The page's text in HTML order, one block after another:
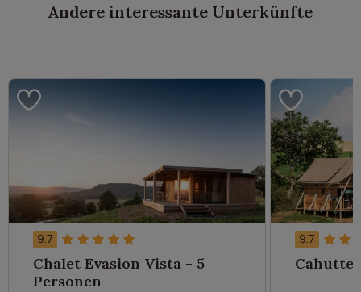
Andere interessante Unterkünfte
9.7
Chalet Evasion Vista - 5
Personen
9.7